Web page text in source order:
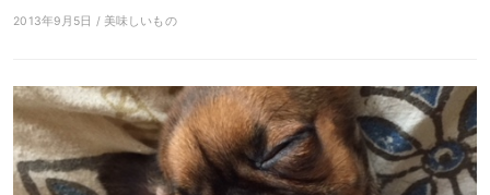
2013年9月5日 / 美味しいもの